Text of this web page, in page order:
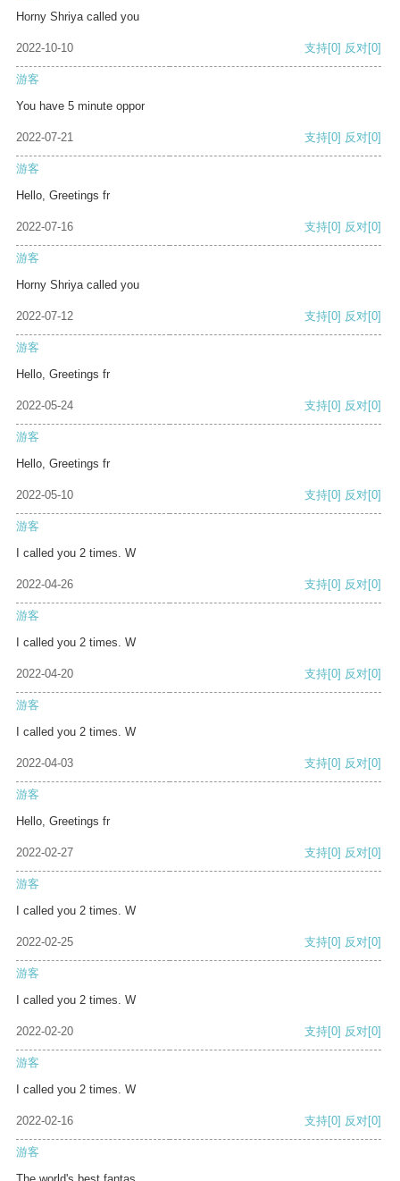
Horny Shriya called you
2022-10-10 支持[0] 反对[0]
游客
You have 5 minute oppor
2022-07-21 支持[0] 反对[0]
游客
Hello, Greetings fr
2022-07-16 支持[0] 反对[0]
游客
Horny Shriya called you
2022-07-12 支持[0] 反对[0]
游客
Hello, Greetings fr
2022-05-24 支持[0] 反对[0]
游客
Hello, Greetings fr
2022-05-10 支持[0] 反对[0]
游客
I called you 2 times. W
2022-04-26 支持[0] 反对[0]
游客
I called you 2 times. W
2022-04-20 支持[0] 反对[0]
游客
I called you 2 times. W
2022-04-03 支持[0] 反对[0]
游客
Hello, Greetings fr
2022-02-27 支持[0] 反对[0]
游客
I called you 2 times. W
2022-02-25 支持[0] 反对[0]
游客
I called you 2 times. W
2022-02-20 支持[0] 反对[0]
游客
I called you 2 times. W
2022-02-16 支持[0] 反对[0]
游客